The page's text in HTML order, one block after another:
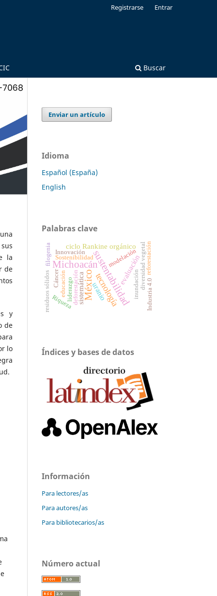
Buscar
Registrarse Entrar
la
de
y
de
lo
Enviar un artículo
Idioma
Español (España)
English
Palabras clave
sustentabilidad
Michoacán
Méxicotecnología
ciclo Rankine orgánico
evaluación
sistemática uranio
diversidad vegetal
deforestación
reforestación
Sostenibilidad
inundación
modelación
liderazgo
Riqueza
residuos sólidos educación
Cáncer
filogenia
Industria 4.0
Innovación
Índices y bases de datos
Información
Para lectores/as
Para autores/as
Para bibliotecarios/as
Número actual